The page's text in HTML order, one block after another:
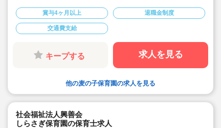
◆ゆったりのびのび子供中心の保育
賞与4ヶ月以上 退職金制度
交通費支給
キープする 求人を見る
他の麦の子保育園の求人を見る
社会福祉法人興善会
しらさぎ保育園の保育士求人